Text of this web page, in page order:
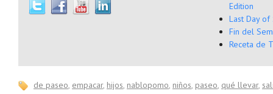
Edition
Last Day of
Fin del
Receta de
de paseo, empacar, hijos, nablopomo, niños, paseo, qué llevar,